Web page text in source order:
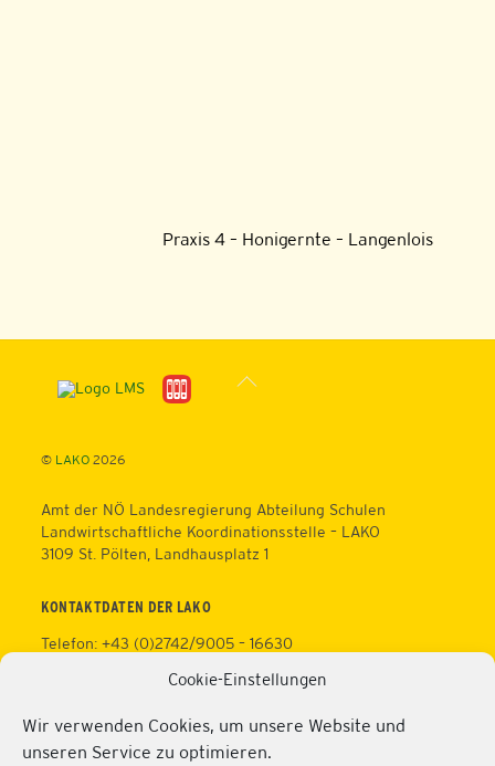
Cookie-Einstellungen
Wir verwenden Cookies, um unsere Website und
unseren Service zu optimieren.
Praxis 4 – Honigernte – Langenlois
Back
© LAKO2026
Amt der NÖ Landesregierung Abteilung Schulen
Landwirtschaftliche Koordinationsstelle – LAKO
3109 St. Pölten, Landhausplatz 1
KONTAKTDATEN DER LAKO
Telefon: +43 (0)2742/9005 – 16630
https://lako.at
Datenschutz
Impressum